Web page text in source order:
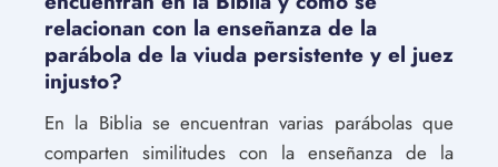
relacionan con la enseñanza de la
parábola de la viuda persistente y el juez
injusto?
En la Biblia se encuentran varias parábolas que
comparten similitudes con la enseñanza de la